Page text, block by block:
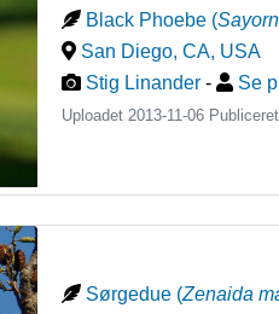
Black Phoebe (
San Diego, CA, USA
Stig Linander - Se
Uploadet 2013-11-06
Sørgedue (Zenaida